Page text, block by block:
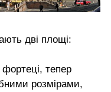
дві площі:
тепер
розмірами,